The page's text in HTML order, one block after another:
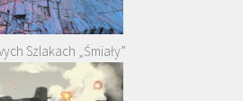
Szlakach „Śmiały”